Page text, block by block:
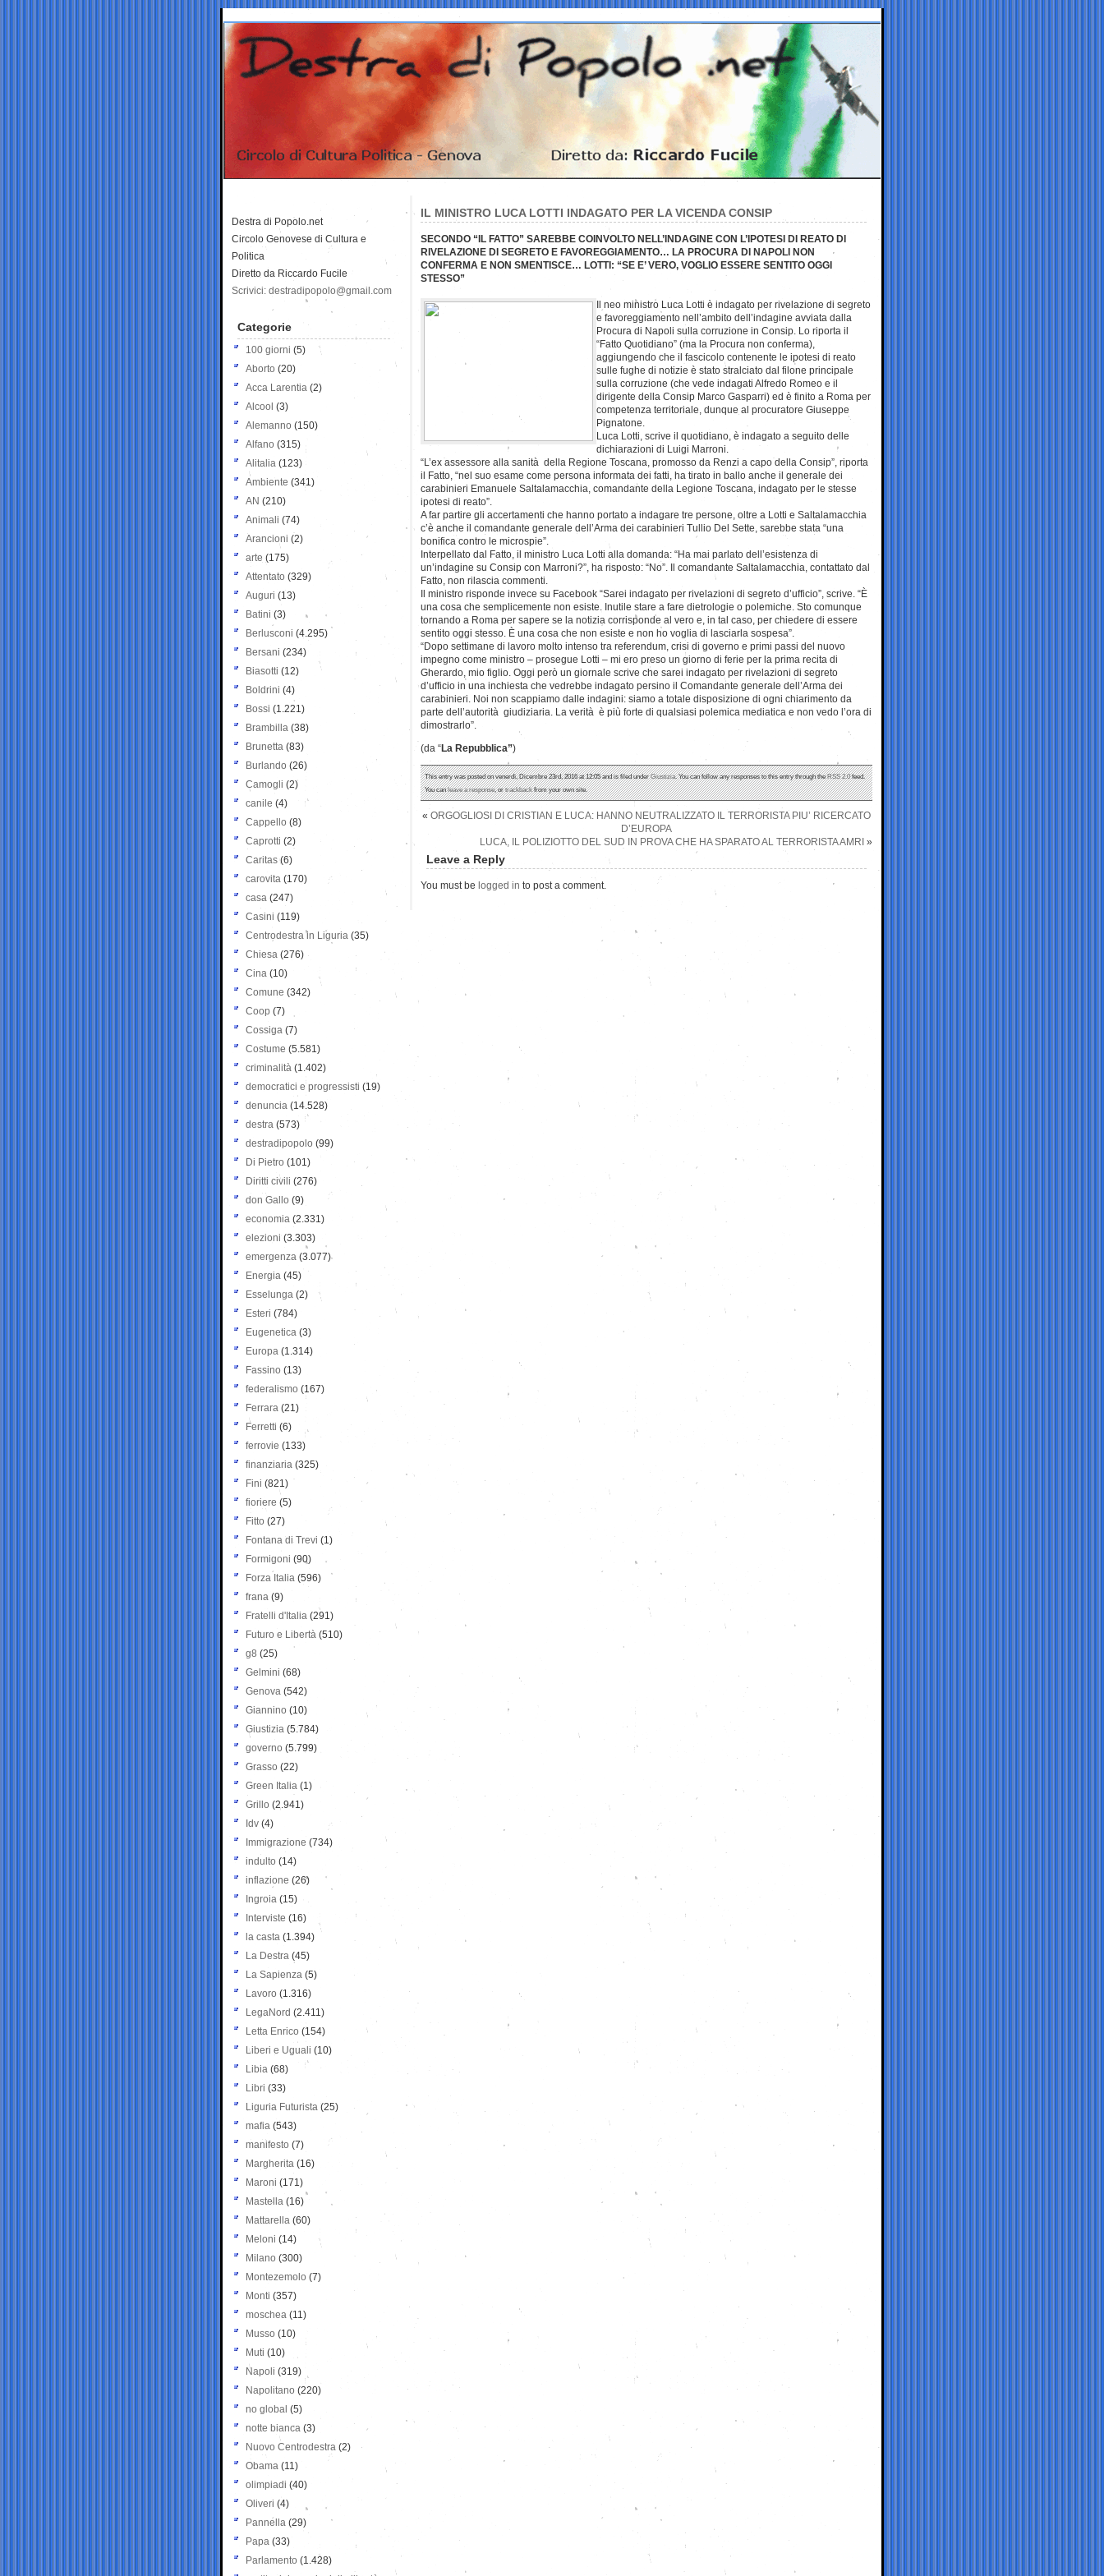
IL MINISTRO LUCA LOTTI INDAGATO PER LA VICENDA CONSIP
SECONDO “IL FATTO” SAREBBE COINVOLTO NELL’INDAGINE CON L’IPOTESI DI REATO DI
RIVELAZIONE DI SEGRETO E FAVOREGGIAMENTO… LA PROCURA DI NAPOLI NON
CONFERMA E NON SMENTISCE… LOTTI: “SE E’ VERO, VOGLIO ESSERE SENTITO OGGI
STESSO”
Il neo ministro Luca Lotti è indagato per rivelazione di segreto
e favoreggiamento nell’ambito dell’indagine avviata dalla
Procura di Napoli sulla corruzione in Consip. Lo riporta il
“Fatto Quotidiano” (ma la Procura non conferma),
aggiungendo che il fascicolo contenente le ipotesi di reato
sulle fughe di notizie è stato stralciato dal filone principale
sulla corruzione (che vede indagati Alfredo Romeo e il
dirigente della Consip Marco Gasparri) ed è finito a Roma per
competenza territoriale, dunque al procuratore Giuseppe
Pignatone.
Luca Lotti, scrive il quotidiano, è indagato a seguito delle
dichiarazioni di Luigi Marroni.
“L’ex assessore alla sanità della Regione Toscana, promosso da Renzi a capo della Consip”, riporta
il Fatto, “nel suo esame come persona informata dei fatti, ha tirato in ballo anche il generale dei
carabinieri Emanuele Saltalamacchia, comandante della Legione Toscana, indagato per le stesse
ipotesi di reato”.
A far partire gli accertamenti che hanno portato a indagare tre persone, oltre a Lotti e Saltalamacchia
c’è anche il comandante generale dell’Arma dei carabinieri Tullio Del Sette, sarebbe stata “una
bonifica contro le microspie”.
Interpellato dal Fatto, il ministro Luca Lotti alla domanda: “Ha mai parlato dell’esistenza di
un’indagine su Consip con Marroni?”, ha risposto: “No”. Il comandante Saltalamacchia, contattato dal
Fatto, non rilascia commenti.
Il ministro risponde invece su Facebook “Sarei indagato per rivelazioni di segreto d’ufficio”, scrive. “È
una cosa che semplicemente non esiste. Inutile stare a fare dietrologie o polemiche. Sto comunque
tornando a Roma per sapere se la notizia corrisponde al vero e, in tal caso, per chiedere di essere
sentito oggi stesso. È una cosa che non esiste e non ho voglia di lasciarla sospesa”.
“Dopo settimane di lavoro molto intenso tra referendum, crisi di governo e primi passi del nuovo
impegno come ministro – prosegue Lotti – mi ero preso un giorno di ferie per la prima recita di
Gherardo, mio figlio. Oggi però un giornale scrive che sarei indagato per rivelazioni di segreto
d’ufficio in una inchiesta che vedrebbe indagato persino il Comandante generale dell’Arma dei
carabinieri. Noi non scappiamo dalle indagini: siamo a totale disposizione di ogni chiarimento da
parte dell’autorità giudiziaria. La verità è più forte di qualsiasi polemica mediatica e non vedo l’ora di
dimostrarlo”.
(da “La Repubblica”)
This entry was posted on venerdì, Dicembre 23rd, 2016 at 12:05 and is filed underGiustizia. You can follow any responses to this entry through theRSS 2.0feed.
You canleave a response, ortrackbackfrom your own site.
« ORGOGLIOSI DI CRISTIAN E LUCA: HANNO NEUTRALIZZATO IL TERRORISTA PIU’ RICERCATO
D’EUROPA
LUCA, IL POLIZIOTTO DEL SUD IN PROVA CHE HA SPARATO AL TERRORISTA AMRI »
Leave a Reply
You must be logged in to post a comment.
Destra di Popolo.net
Circolo Genovese di Cultura e
Politica
Diretto da Riccardo Fucile
Scrivici: destradipopolo@gmail.com
Categorie
100 giorni (5)
Aborto (20)
Acca Larentia (2)
Alcool (3)
Alemanno (150)
Alfano (315)
Alitalia (123)
Ambiente (341)
AN (210)
Animali (74)
Arancioni (2)
arte (175)
Attentato (329)
Auguri (13)
Batini (3)
Berlusconi (4.295)
Bersani (234)
Biasotti (12)
Boldrini (4)
Bossi (1.221)
Brambilla (38)
Brunetta (83)
Burlando (26)
Camogli (2)
canile (4)
Cappello (8)
Caprotti (2)
Caritas (6)
carovita (170)
casa (247)
Casini (119)
Centrodestra in Liguria (35)
Chiesa (276)
Cina (10)
Comune (342)
Coop (7)
Cossiga (7)
Costume (5.581)
criminalità (1.402)
democratici e progressisti (19)
denuncia (14.528)
destra (573)
destradipopolo (99)
Di Pietro (101)
Diritti civili (276)
don Gallo (9)
economia (2.331)
elezioni (3.303)
emergenza (3.077)
Energia (45)
Esselunga (2)
Esteri (784)
Eugenetica (3)
Europa (1.314)
Fassino (13)
federalismo (167)
Ferrara (21)
Ferretti (6)
ferrovie (133)
finanziaria (325)
Fini (821)
fioriere (5)
Fitto (27)
Fontana di Trevi (1)
Formigoni (90)
Forza Italia (596)
frana (9)
Fratelli d'Italia (291)
Futuro e Libertà (510)
g8 (25)
Gelmini (68)
Genova (542)
Giannino (10)
Giustizia (5.784)
governo (5.799)
Grasso (22)
Green Italia (1)
Grillo (2.941)
Idv (4)
Immigrazione (734)
indulto (14)
inflazione (26)
Ingroia (15)
Interviste (16)
la casta (1.394)
La Destra (45)
La Sapienza (5)
Lavoro (1.316)
LegaNord (2.411)
Letta Enrico (154)
Liberi e Uguali (10)
Libia (68)
Libri (33)
Liguria Futurista (25)
mafia (543)
manifesto (7)
Margherita (16)
Maroni (171)
Mastella (16)
Mattarella (60)
Meloni (14)
Milano (300)
Montezemolo (7)
Monti (357)
moschea (11)
Musso (10)
Muti (10)
Napoli (319)
Napolitano (220)
no global (5)
notte bianca (3)
Nuovo Centrodestra (2)
Obama (11)
olimpiadi (40)
Oliveri (4)
Pannella (29)
Papa (33)
Parlamento (1.428)